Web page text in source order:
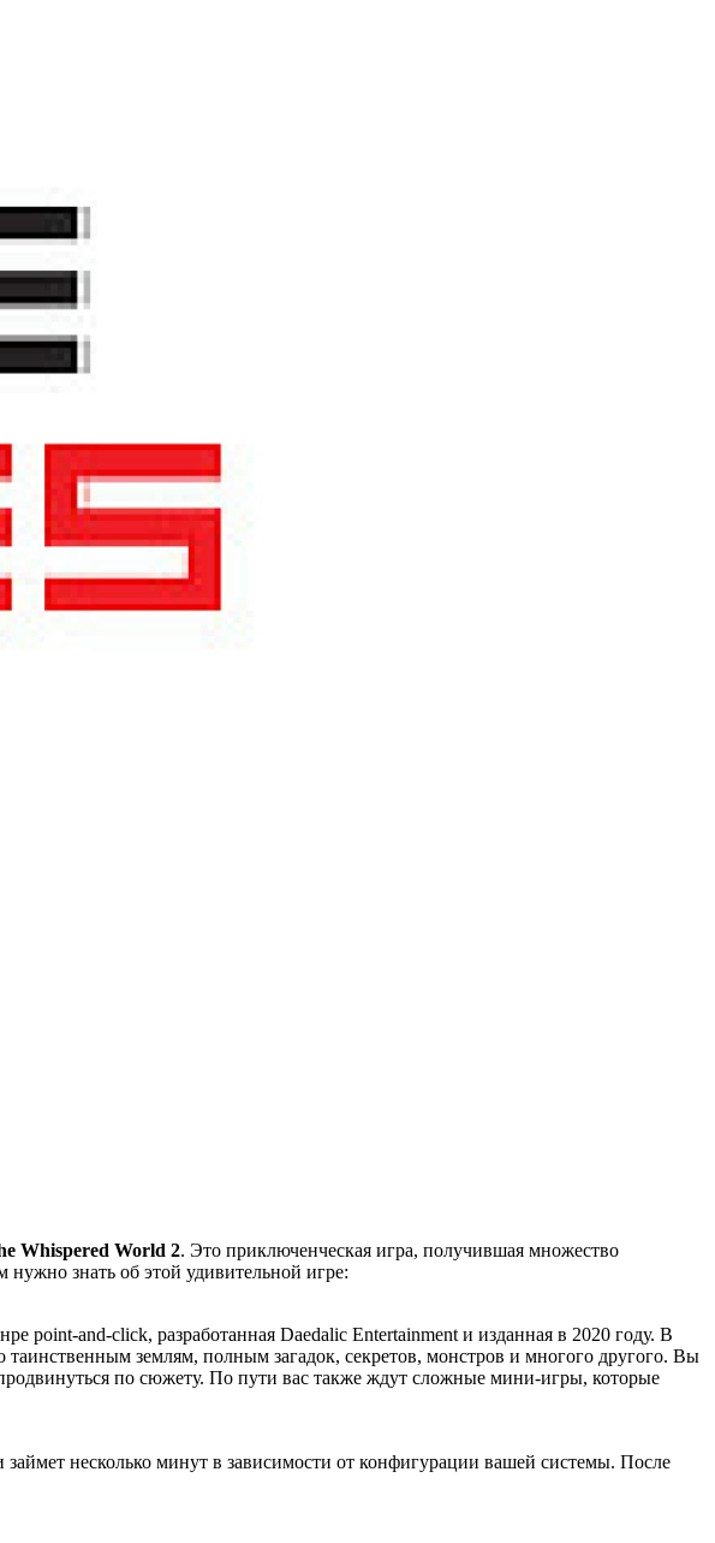
Whispered World 2. Это приключенческая игра, получившая множество
знать об этой удивительной игре:
point-and-click, разработанная Daedalic Entertainment и изданная в 2020 году. В
таинственным землям, полным загадок, секретов, монстров и многого другого. Вы
по сюжету. По пути вас также ждут сложные мини-игры, которые
несколько минут в зависимости от конфигурации вашей системы. После